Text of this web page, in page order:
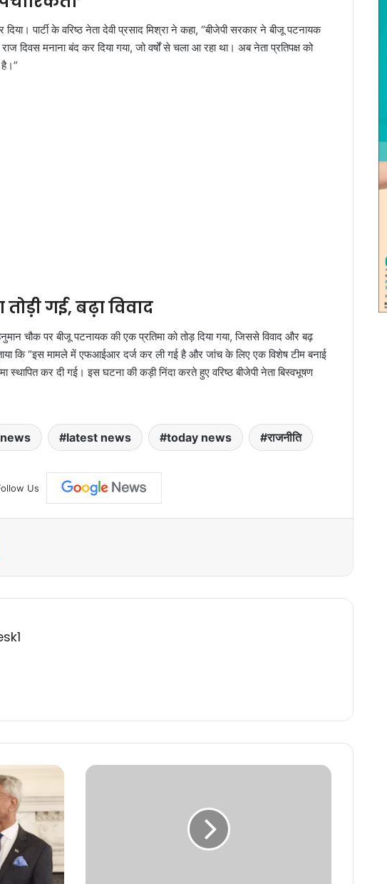
पार्टी के वरिष्ठ नेता देवी प्रसाद मिश्रा ने कहा, “बीजेपी सरकार ने बीजू पटनायक
दिवस मनाना बंद कर दिया गया, जो वर्षों से चला आ रहा था। अब नेता प्रतिपक्ष को
गई, बढ़ा विवाद
चौक पर बीजू पटनायक की एक प्रतिमा को तोड़ दिया गया, जिससे विवाद और बढ़
कि “इस मामले में एफआईआर दर्ज कर ली गई है और जांच के लिए एक विशेष टीम बनाई
स्थापित कर दी गई। इस घटना की कड़ी निंदा करते हुए वरिष्ठ बीजेपी नेता बिस्वभूषण
latest news today news राजनीति
Us
जीआईएस